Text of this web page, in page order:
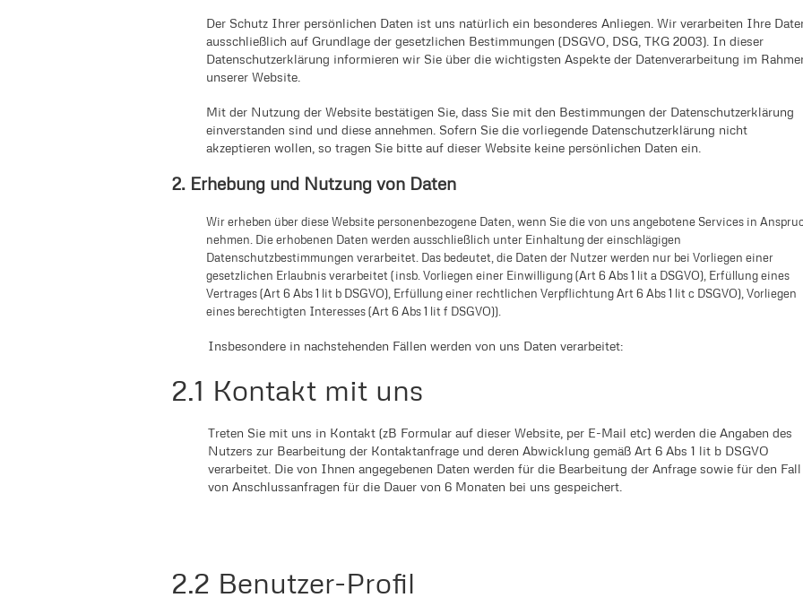
Der Schutz Ihrer persönlichen Daten ist uns natürlich ein besonderes Anliegen. Wir verarbeiten Ihre
ausschließlich auf Grundlage der gesetzlichen Bestimmungen (DSGVO, DSG, TKG 2003). In dieser
Datenschutzerklärung informieren wir Sie über die wichtigsten Aspekte der Datenverarbeitung im
unserer Website.
Mit der Nutzung der Website bestätigen Sie, dass Sie mit den Bestimmungen der Datenschutzerklärung
einverstanden sind und diese annehmen. Sofern Sie die vorliegende Datenschutzerklärung nicht
akzeptieren wollen, so tragen Sie bitte auf dieser Website keine persönlichen Daten ein.
2. Erhebung und Nutzung von Daten
Wir erheben über diese Website personenbezogene Daten, wenn Sie die von uns angebotene Services in
nehmen. Die erhobenen Daten werden ausschließlich unter Einhaltung der einschlägigen
Datenschutzbestimmungen verarbeitet. Das bedeutet, die Daten der Nutzer werden nur bei Vorliegen einer
gesetzlichen Erlaubnis verarbeitet (insb. Vorliegen einer Einwilligung (Art 6 Abs 1 lit a DSGVO), Erfüllung eines
Vertrages (Art 6 Abs 1 lit b DSGVO), Erfüllung einer rechtlichen Verpflichtung Art 6 Abs 1 lit c DSGVO), Vorliegen
eines berechtigten Interesses (Art 6 Abs 1 lit f DSGVO)).
Insbesondere in nachstehenden Fällen werden von uns Daten verarbeitet:
2.1 Kontakt mit uns
Treten Sie mit uns in Kontakt (zB Formular auf dieser Website, per E-Mail etc) werden die Angaben des
Nutzers zur Bearbeitung der Kontaktanfrage und deren Abwicklung gemäß Art 6 Abs 1 lit b DSGVO
verarbeitet. Die von Ihnen angegebenen Daten werden für die Bearbeitung der Anfrage sowie für den Fall
von Anschlussanfragen für die Dauer von 6 Monaten bei uns gespeichert.
2.2 Benutzer-Profil